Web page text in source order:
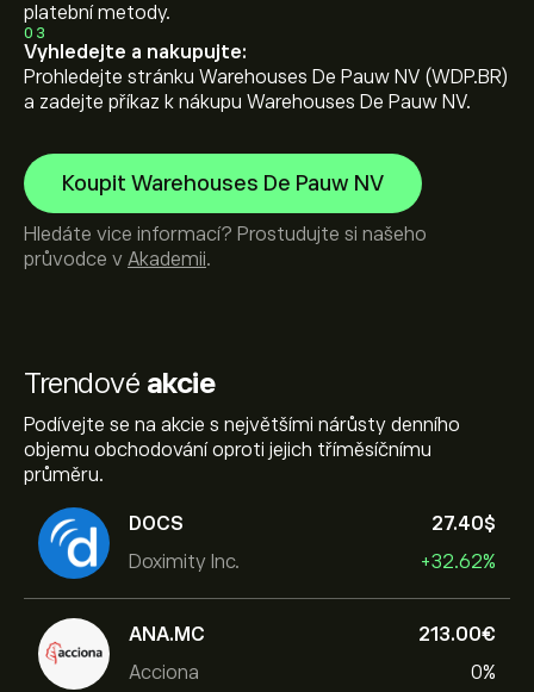
Trendové akcie
Podívejte se na akcie s největšími nárůsty denního
objemu obchodování oproti jejich tříměsíčnímu
průměru.
DOCS
Doximity Inc.
27.40‎$‎
+32.62%
ANA.MC
Acciona
213.00‎€‎
0%
platební metody.
03
Vyhledejte a nakupujte:
Prohledejte stránku Warehouses De Pauw NV (WDP.BR)
a zadejte příkaz k nákupu Warehouses De Pauw NV.
Koupit Warehouses De Pauw NV
Hledáte vice informací? Prostudujte si našeho
průvodce v Akademii.